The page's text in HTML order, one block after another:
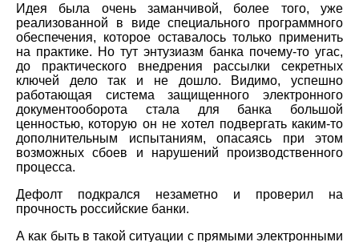
Идея была очень заманчивой, более того, уже
реализованной в виде специального программного
обеспечения, которое оставалось только применить
на практике. Но тут энтузиазм банка почему-то угас,
до практического внедрения рассылки секретных
ключей дело так и не дошло. Видимо, успешно
работающая система защищенного электронного
документооборота стала для банка большой
ценностью, которую он не хотел подвергать каким-то
дополнительным испытаниям, опасаясь при этом
возможных сбоев и нарушений производственного
процесса.
Дефолт подкрался незаметно и проверил на
прочность российские банки.
А как быть в такой ситуации с прямыми электронными